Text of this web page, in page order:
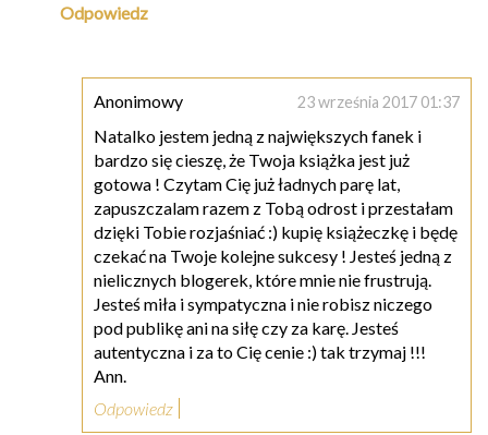
Odpowiedz
Anonimowy 23 września 2017 01:37
Natalko jestem jedną z największych fanek i
bardzo się cieszę, że Twoja książka jest już
gotowa ! Czytam Cię już ładnych parę lat,
zapuszczalam razem z Tobą odrost i przestałam
dzięki Tobie rozjaśniać :) kupię książeczkę i będę
czekać na Twoje kolejne sukcesy ! Jesteś jedną z
nielicznych blogerek, które mnie nie frustrują.
Jesteś miła i sympatyczna i nie robisz niczego
pod publikę ani na siłę czy za karę. Jesteś
autentyczna i za to Cię cenie :) tak trzymaj !!!
Ann.
Odpowiedz